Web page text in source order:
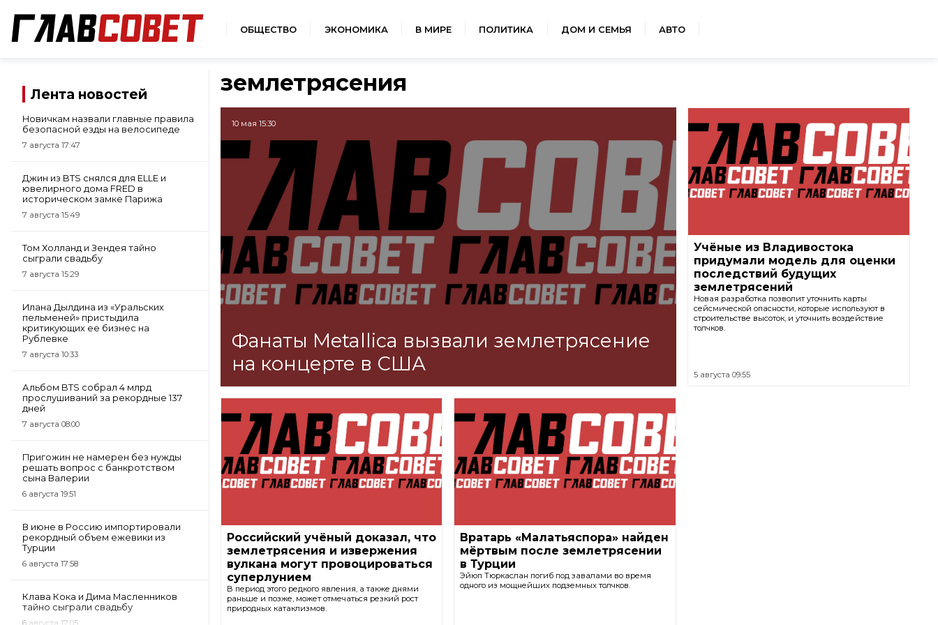
ОБЩЕСТВО ЭКОНОМИКА В МИРЕ ПОЛИТИКА ДОМ И СЕМЬЯ АВТО
Лента новостей
Новичкам назвали главные правила
безопасной езды на велосипеде
7 августа 17:47
Джин из BTS снялся для ELLE и
ювелирного дома FRED в
историческом замке Парижа
7 августа 15:49
Том Холланд и Зендея тайно
сыграли свадьбу
7 августа 15:29
Илана Дылдина из «Уральских
пельменей» пристыдила
критикующих ее бизнес на
Рублевке
7 августа 10:33
Альбом BTS собрал 4 млрд
прослушиваний за рекордные 137
дней
7 августа 08:00
Пригожин не намерен без нужды
решать вопрос с банкротством
сына Валерии
6 августа 19:51
В июне в Россию импортировали
рекордный объем ежевики из
Турции
6 августа 17:58
Клава Кока и Дима Масленников
тайно сыграли свадьбу
6 августа 17:05
землетрясения
10 мая 15:30
Фанаты Metallica вызвали землетрясение
на концерте в США
Учёные из Владивостока
придумали модель для оценки
последствий будущих
землетрясений
Новая разработка позволит уточнить карты
сейсмической опасности, которые используют в
строительстве высоток, и уточнить воздействие
толчков.
5 августа 09:55
Российский учёный доказал, что
землетрясения и извержения
вулкана могут провоцироваться
суперлунием
В период этого редкого явления, а также днями
раньше и позже, может отмечаться резкий рост
природных катаклизмов.
Вратарь «Малатьяспора» найден
мёртвым после землетрясении
в Турции
Эйюп Тюркаслан погиб под завалами во время
одного из мощнейших подземных толчков.